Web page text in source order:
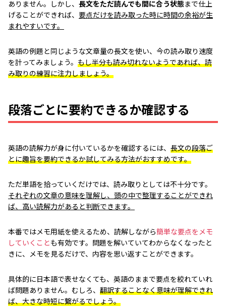
ありません。しかし、 長文をただ読んでも間に合う状態まで仕上
げることができれば、 要点だけを読み取った時に時間の余裕が生
まれやすいです。
英語の例題と同じような文章量の長文を使い、今の読み取り速度
を計ってみましょう。 もし半分も読み切れないようであれば、読
み取りの練習に注力しましょう。
段落ごとに要約できるか確認する
英語の読解力が身に付いているかを確認するには、 長文の段落ご
とに趣旨を要約できるか試してみる方法がおすすめです。
ただ単語を拾っていくだけでは、読み取りとしては不十分です。
それぞれの文章の意味を理解し、頭の中で整理することができれ
ば、高い読解力があると判断できます。
本番ではメモ用紙を使えるため、読解しながら簡単な要点をメモ
していくことも有効です。問題を解いていてわからなくなったと
きに、メモを見るだけで、内容を思い返すことができます。
具体的に日本語で表せなくても、英語のままで要点を絞れていれ
ば問題ありません。むしろ、 翻訳することなく意味が理解できれ
ば、大きな時短に繋がるでしょう。